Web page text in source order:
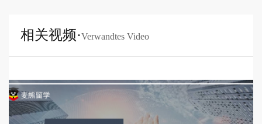
相关视频·Verwandtes Video